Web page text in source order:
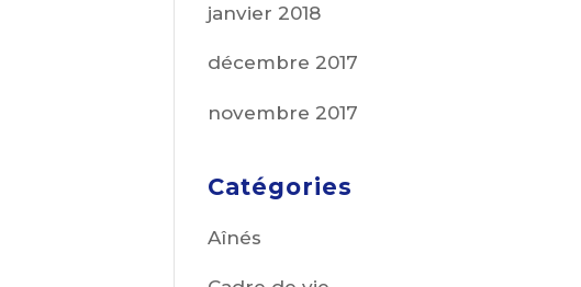
janvier 2018
décembre 2017
novembre 2017
Catégories
Aînés